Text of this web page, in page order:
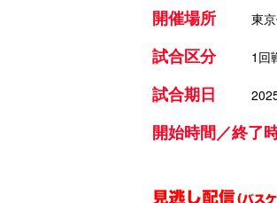
開催場所 東
試合区分 1回
試合期日
開始時間／終了